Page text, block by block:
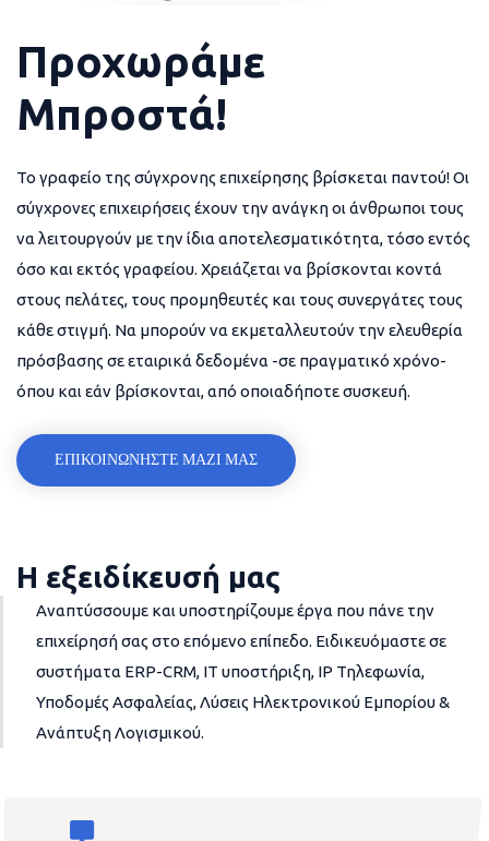
Προχωράμε
Μπροστά!
Το γραφείο της σύγχρονης επιχείρησης βρίσκεται παντού! Οι
σύγχρονες επιχειρήσεις έχουν την ανάγκη οι άνθρωποι τους
να λειτουργούν με την ίδια αποτελεσματικότητα, τόσο εντός
όσο και εκτός γραφείου. Χρειάζεται να βρίσκονται κοντά
στους πελάτες, τους προμηθευτές και τους συνεργάτες τους
κάθε στιγμή. Να μπορούν να εκμεταλλευτούν την ελευθερία
πρόσβασης σε εταιρικά δεδομένα -σε πραγματικό χρόνο-
όπου και εάν βρίσκονται, από οποιαδήποτε συσκευή.
ΕΠΙΚΟΙΝΩΝΗΣΤΕ ΜΑΖΙ ΜΑΣ
Η εξειδίκευσή μας
Αναπτύσσουμε και υποστηρίζουμε έργα που πάνε την
επιχείρησή σας στο επόμενο επίπεδο. Ειδικευόμαστε σε
συστήματα ERP-CRM, IT υποστήριξη, IP Τηλεφωνία,
Υποδομές Ασφαλείας, Λύσεις Ηλεκτρονικού Εμπορίου &
Ανάπτυξη Λογισμικού.